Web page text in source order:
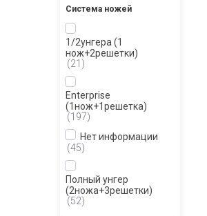
Система ножей
1/2унгера (1
нож+2решетки)
21
Enterprise
(1нож+1решетка)
197
Нет информации
45
Полный унгер
(2ножа+3решетки)
52